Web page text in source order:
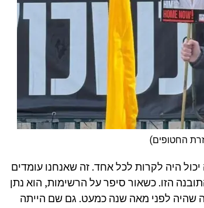
החטופים)
היה לקרות לכל אחד. זה שאנחנו עומדים
הזו. כשאור סיפר על הרשימות, הוא נתן
שהיה לפני מאה שנה כמעט. גם שם הייתה